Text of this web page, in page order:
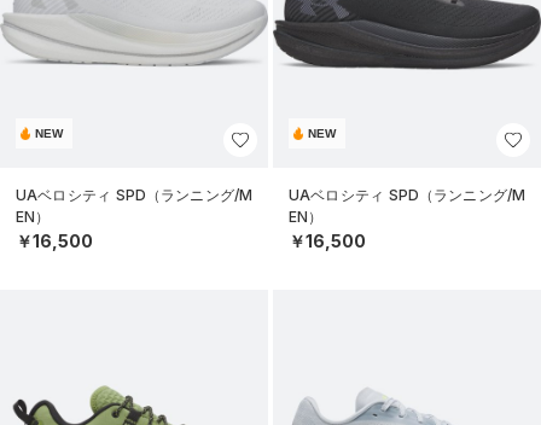
NEW
UAベロシティ SPD（ランニング/M
EN）
￥16,500
NEW
UAベロシティ SPD（ランニング/M
EN）
￥16,500